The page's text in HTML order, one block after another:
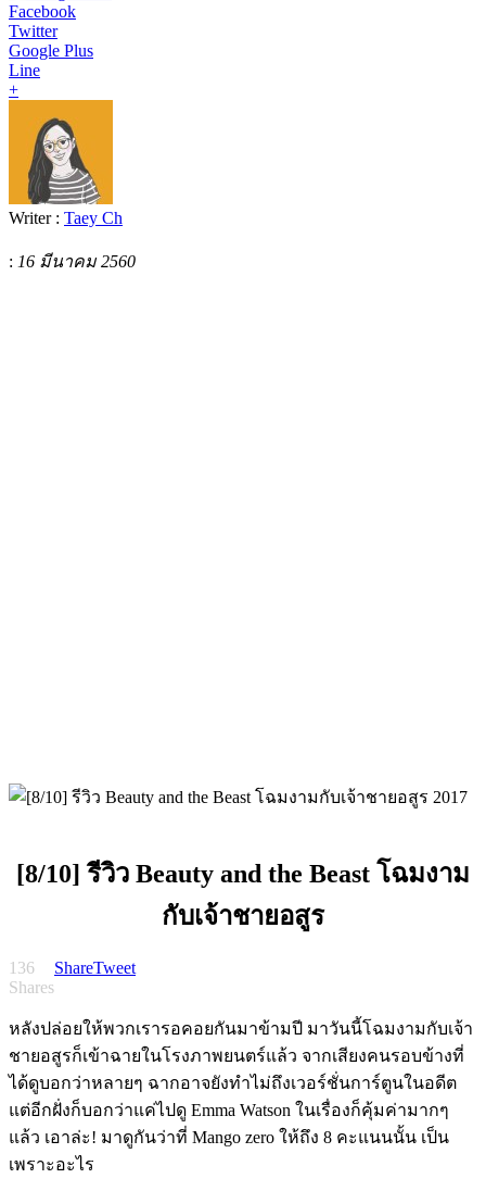
Facebook
Twitter
Google Plus
Line
+
Writer : Taey Ch
: 16 มีนาคม 2560
[8/10] รีวิว Beauty and the Beast โฉมงาม
กับเจ้าชายอสูร
136
Shares
ShareTweet
หลังปล่อยให้พวกเรารอคอยกันมาข้ามปี มาวันนี้โฉมงามกับเจ้า
ชายอสูรก็เข้าฉายในโรงภาพยนตร์แล้ว จากเสียงคนรอบข้างที่
ได้ดูบอกว่าหลายๆ ฉากอาจยังทำไม่ถึงเวอร์ชั่นการ์ตูนในอดีต
แต่อีกฝั่งก็บอกว่าแค่ไปดู Emma Watson ในเรื่องก็คุ้มค่ามากๆ
แล้ว เอาล่ะ! มาดูกันว่าที่ Mango zero ให้ถึง 8 คะแนนนั้น เป็น
เพราะอะไร